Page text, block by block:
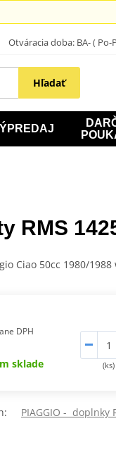
Otváracia doba: BA- ( Po-
Hľadať
RMS
Ciao 50cc 1980/
DPH
sklade (ks)
PIAGGIO - doplnky